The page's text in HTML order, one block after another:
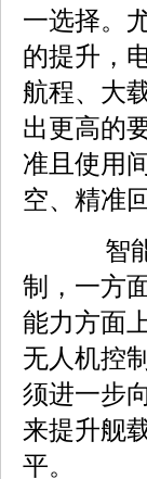
一选择。
的提升，
航程、大
出更高的
准且使用
空、精准
智能
制，一方
能力方面
无人机控
须进一步
来提升舰
平。